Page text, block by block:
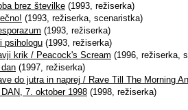
brez številke (1993, režiserka)
(1993, režiserka, scenaristka)
(1993, režiserka)
psihologu (1993, režiserka)
krik / Peacock's Scream (1996, režiserka,
(1997, režiserka)
do jutra in naprej / Rave Till The Morning
7. oktober 1998 (1998, režiserka)